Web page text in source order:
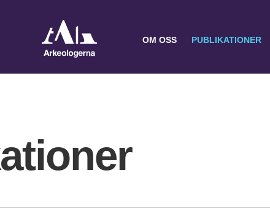
OM OSS PUBLIKATIONER